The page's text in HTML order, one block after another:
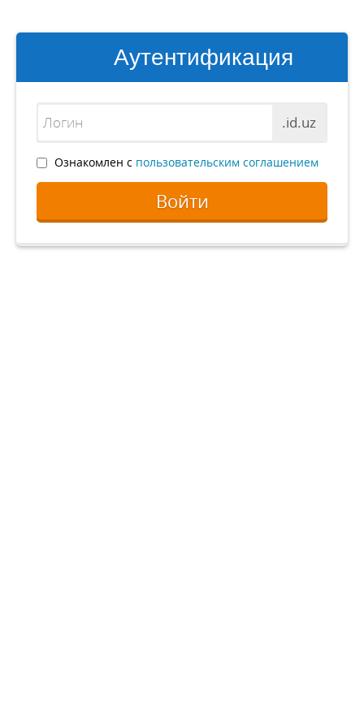
Аутентификация
.id.uz
Ознакомлен с пользовательским соглашением
Войти